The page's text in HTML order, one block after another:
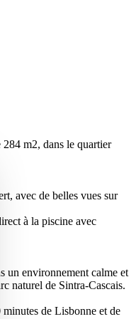
m2, dans le quartier
avec de belles vues sur
à la piscine avec
un environnement calme et
naturel de Sintra-Cascais.
de Lisbonne et de